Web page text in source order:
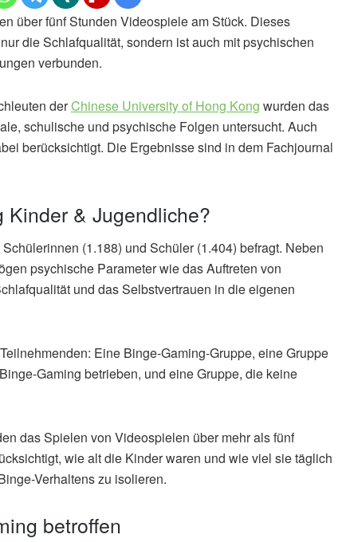
über fünf Stunden Videospiele am Stück. Dieses
die Schlafqualität, sondern ist auch mit psychischen
verbunden.
derChinese University of Hong Kong wurden das
schulische und psychische Folgen untersucht. Auch
berücksichtigt. Die Ergebnisse sind in dem Fachjournal
& Jugendliche?
(1.188) und Schüler (1.404) befragt. Neben
psychische Parameter wie das Auftreten von
und das Selbstvertrauen in die eigenen
Eine Binge-Gaming-Gruppe, eine Gruppe
Gaming betrieben, und eine Gruppe, die keine
das Spielen von Videospielen über mehr als fünf
wie alt die Kinder waren und wie viel sie täglich
Verhaltens zu isolieren.
betroffen